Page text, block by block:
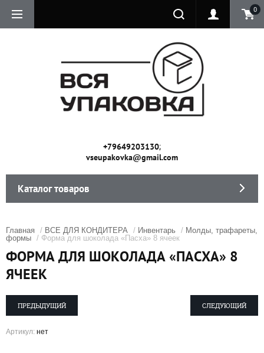
0
+79649203130;
vseupakovka@gmail.com
Каталог товаров
Главная / ВСЕ ДЛЯ КОНДИТЕРА / Инвентарь / Молды, трафареты,
формы / Форма для шоколада «Пасха» 8 ячеек
ФОРМА ДЛЯ ШОКОЛАДА «ПАСХА» 8
ЯЧЕЕК
ПРЕДЫДУЩИЙ СЛЕДУЮЩИЙ
Артикул: нет